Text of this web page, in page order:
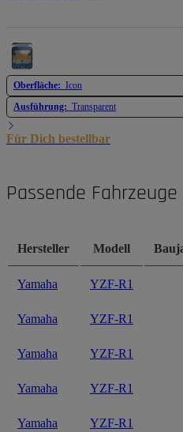
Oberfläche: Icon
Ausführung: Transparent
Für Dich bestellbar
Passende Fahrzeuge
Hersteller Modell
Yamaha YZF-R1
Yamaha YZF-R1
Yamaha YZF-R1
Yamaha YZF-R1
Yamaha YZF-R1